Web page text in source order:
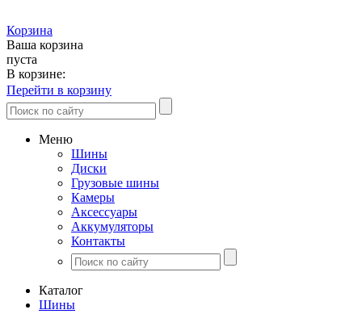
Корзина
Ваша корзина
пуста
В корзине:
Перейти в корзину
Меню
Шины
Диски
Грузовые шины
Камеры
Аксессуары
Аккумуляторы
Контакты
Каталог
Шины